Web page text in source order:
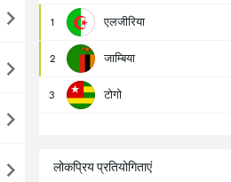
1 एलजीरिया
2 जाम्बिया
3 टोगो
लोकप्रिय प्रतियोगिताएं